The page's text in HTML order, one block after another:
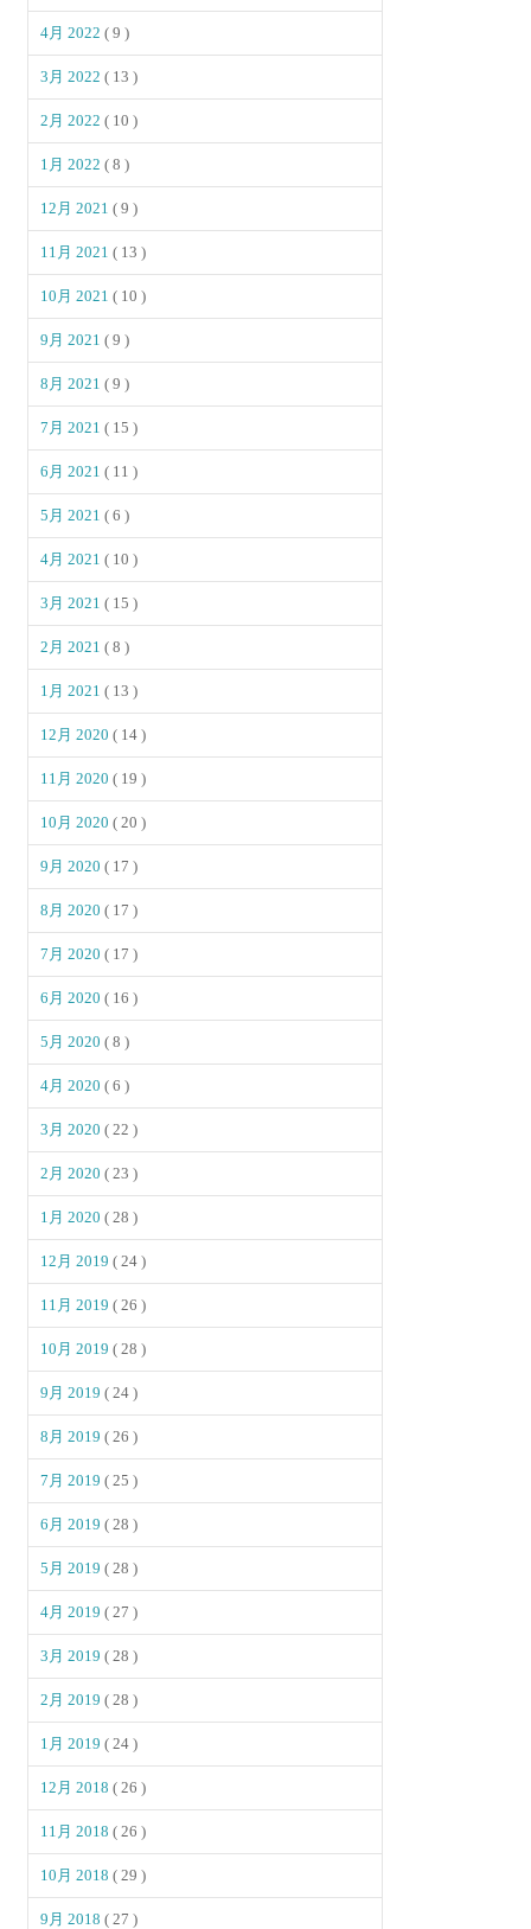
4月 2022( 9 )
3月 2022( 13 )
2月 2022( 10 )
1月 2022( 8 )
12月 2021( 9 )
11月 2021( 13 )
10月 2021( 10 )
9月 2021( 9 )
8月 2021( 9 )
7月 2021( 15 )
6月 2021( 11 )
5月 2021( 6 )
4月 2021( 10 )
3月 2021( 15 )
2月 2021( 8 )
1月 2021( 13 )
12月 2020( 14 )
11月 2020( 19 )
10月 2020( 20 )
9月 2020( 17 )
8月 2020( 17 )
7月 2020( 17 )
6月 2020( 16 )
5月 2020( 8 )
4月 2020( 6 )
3月 2020( 22 )
2月 2020( 23 )
1月 2020( 28 )
12月 2019( 24 )
11月 2019( 26 )
10月 2019( 28 )
9月 2019( 24 )
8月 2019( 26 )
7月 2019( 25 )
6月 2019( 28 )
5月 2019( 28 )
4月 2019( 27 )
3月 2019( 28 )
2月 2019( 28 )
1月 2019( 24 )
12月 2018( 26 )
11月 2018( 26 )
10月 2018( 29 )
9月 2018( 27 )